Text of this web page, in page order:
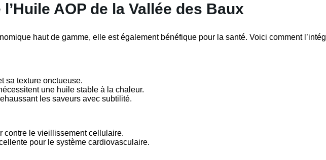
AOP de la Vallée des Baux
haut de gamme, elle est également bénéfique pour la santé. Voici comment
sa texture onctueuse.
une huile stable à la chaleur.
les saveurs avec subtilité.
contre le vieillissement cellulaire.
pour le système cardiovasculaire.